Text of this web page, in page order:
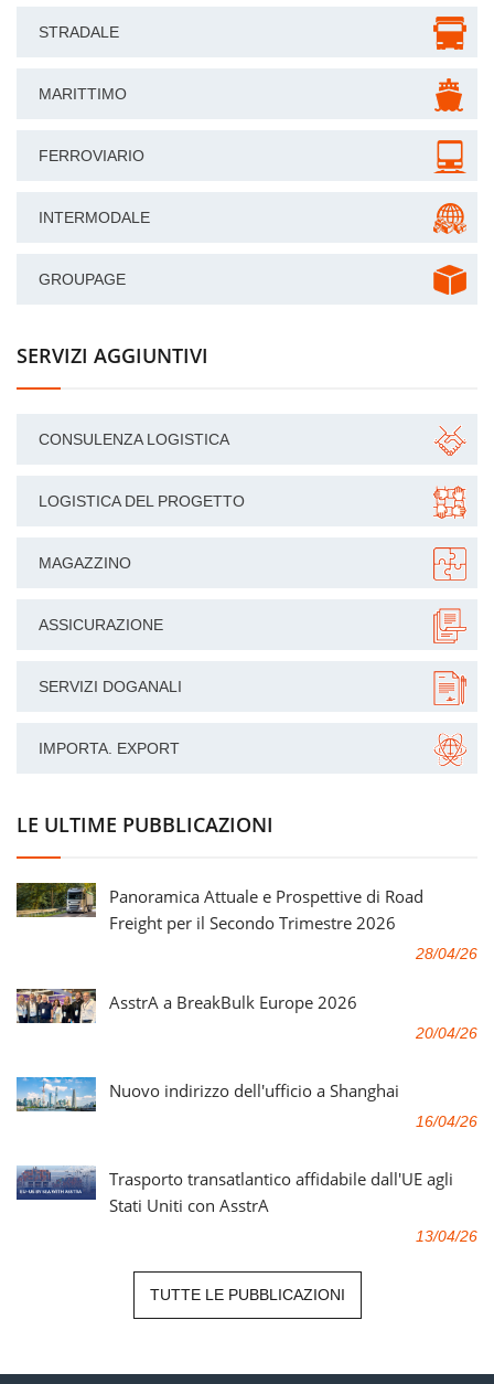
STRADALE
MARITTIMO
FERROVIARIO
INTERMODALE
GROUPAGE
SERVIZI AGGIUNTIVI
CONSULENZA LOGISTICA
LOGISTICA DEL PROGETTO
MAGAZZINO
ASSICURAZIONE
SERVIZI DOGANALI
IMPORTA. EXPORT
LE ULTIME PUBBLICAZIONI
Panoramica Attuale e Prospettive di Road
Freight per il Secondo Trimestre 2026
28/04/26
AsstrA a BreakBulk Europe 2026
20/04/26
Nuovo indirizzo dell'ufficio a Shanghai
16/04/26
Trasporto transatlantico affidabile dall'UE agli
Stati Uniti con AsstrA
13/04/26
TUTTE LE PUBBLICAZIONI